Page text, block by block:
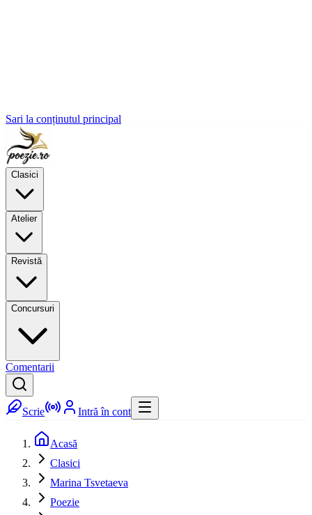
Sari la conținutul principal
Clasici
Atelier
Revistă
Concursuri
Comentarii
Scrie Intră în cont
Acasă
Clasici
Marina Tsvetaeva
Poezie